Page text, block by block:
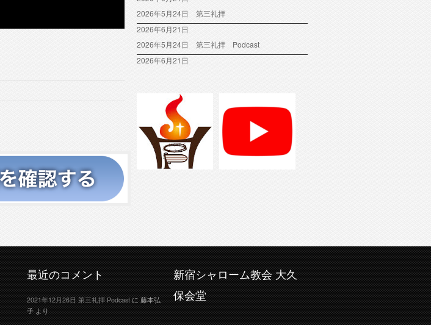
2026年5月24日 第三礼拝
2026年6月21日
2026年5月24日 第三礼拝 Podcast
2026年6月21日
最近のコメント
2021年12月26日 第三礼拝 Podcastに藤本弘
子より
新宿シャローム教会 大久
保会堂